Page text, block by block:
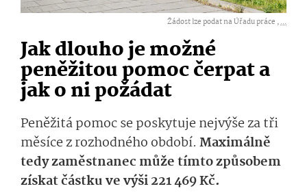
Žádost lze podat na Úřadu práce ,...
Jak dlouho je možné
peněžitou pomoc čerpat a
jak o ni požádat
Peněžitá pomoc se poskytuje nejvýše za tři
měsíce z rozhodného období. Maximálně
tedy zaměstnanec může tímto způsobem
získat částku ve výši 221 469 Kč.